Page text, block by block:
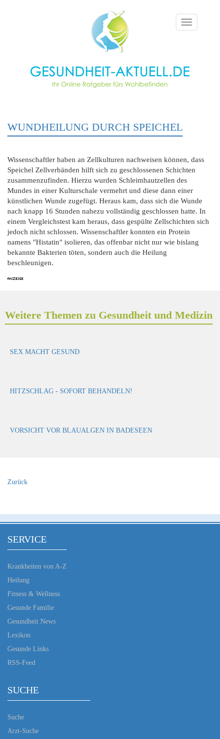
Toggle
navigation
WUNDHEILUNG DURCH SPEICHEL
Wissenschaftler haben an Zellkulturen nachweisen können, dass
Speichel Zellverbänden hilft sich zu geschlossenen Schichten
zusammenzufinden. Hierzu wurden Schleimhautzellen des
Mundes in einer Kulturschale vermehrt und diese dann einer
künstlichen Wunde zugefügt. Heraus kam, dass sich die Wunde
nach knapp 16 Stunden nahezu vollständig geschlossen hatte. In
einem Vergleichstest kam heraus, dass gespülte Zellschichten sich
jedoch nicht schlossen. Wissenschaftler konnten ein Protein
namens "Histatin" isolieren, das offenbar nicht nur wie bislang
bekannte Bakterien töten, sondern auch die Heilung
beschleunigen.
Weitere Themen zu Gesundheit und Medizin
SEX MACHT GESUND
HITZSCHLAG - SOFORT BEHANDELN!
VORSICHT VOR BLAUALGEN IN BADESEEN
Zurück
SERVICE
Krankheiten von A-Z
Heilung
Fitness & Wellness
Gesunde Familie
Gesundheit News
Lexikon
Gesunde Links
RSS-Feed
SUCHE
Suche
Arzt-Suche